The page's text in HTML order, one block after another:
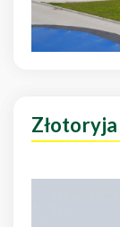
Złotoryja